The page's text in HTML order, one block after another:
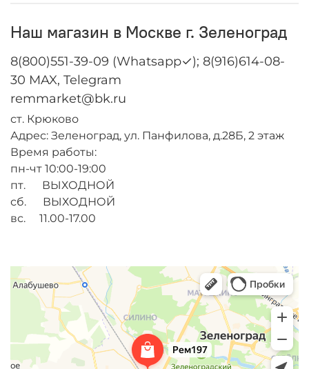
Наш магазин в Москве г. Зеленоград
8(800)551-39-09 (Whatsapp✓); 8(916)614-08-
30 MAX, Telegram
remmarket@bk.ru
ст. Крюково
Адрес: Зеленоград, ул. Панфилова, д.28Б, 2 этаж
Время работы:
пн-чт 10:00-19:00
пт. ВЫХОДНОЙ
сб. ВЫХОДНОЙ
вс. 11.00-17.00